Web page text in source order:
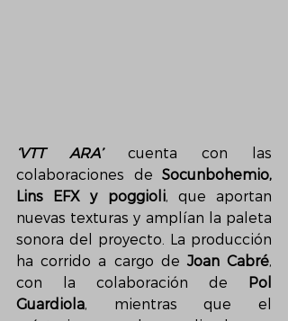
‘VTT ARA’ cuenta con las
colaboraciones de Socunbohemio,
Lins EFX y poggioli, que aportan
nuevas texturas y amplían la paleta
sonora del proyecto. La producción
ha corrido a cargo de Joan Cabré,
con la colaboración de
Pol
Guardiola, mientras que el